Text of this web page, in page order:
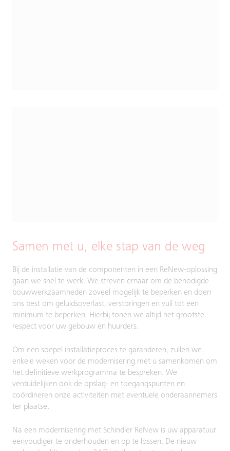
Samen met u, elke stap van de weg
Bij de installatie van de componenten in een ReNew-oplossing
gaan we snel te werk. We streven ernaar om de benodigde
bouwwerkzaamheden zoveel mogelijk te beperken en doen
ons best om geluidsoverlast, verstoringen en vuil tot een
minimum te beperken. Hierbij tonen we altijd het grootste
respect voor uw gebouw en huurders.
Om een soepel installatieproces te garanderen, zullen we
enkele weken voor de modernisering met u samenkomen om
het definitieve werkprogramma te bespreken. We
verduidelijken ook de opslag- en toegangspunten en
coördineren onze activiteiten met eventuele onderaannemers
ter plaatse.
Na een modernisering met Schindler ReNew is uw apparatuur
eenvoudiger te onderhouden en op te lossen. De nieuw